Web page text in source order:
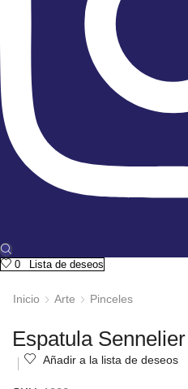
0 Lista de deseos
Inicio Arte Pinceles
Espatula
Añadir a la lista de deseos